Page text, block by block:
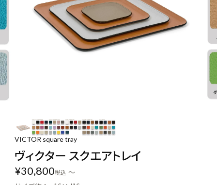
VICTOR square tray
ヴィクター スクエアトレイ
¥30,800税込 〜